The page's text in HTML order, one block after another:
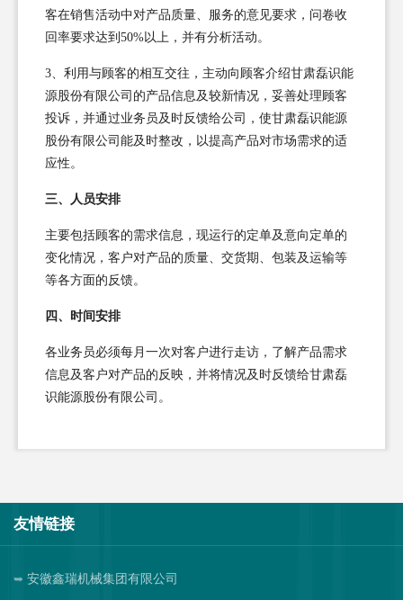
客在销售活动中对产品质量、服务的意见要求，问卷收
回率要求达到50%以上，并有分析活动。
3、利用与顾客的相互交往，主动向顾客介绍甘肃磊识能
源股份有限公司的产品信息及较新情况，妥善处理顾客
投诉，并通过业务员及时反馈给公司，使甘肃磊识能源
股份有限公司能及时整改，以提高产品对市场需求的适
应性。
三、人员安排
主要包括顾客的需求信息，现运行的定单及意向定单的
变化情况，客户对产品的质量、交货期、包装及运输等
等各方面的反馈。
四、时间安排
各业务员必须每月一次对客户进行走访，了解产品需求
信息及客户对产品的反映，并将情况及时反馈给甘肃磊
识能源股份有限公司。
友情链接
安徽鑫瑞机械集团有限公司